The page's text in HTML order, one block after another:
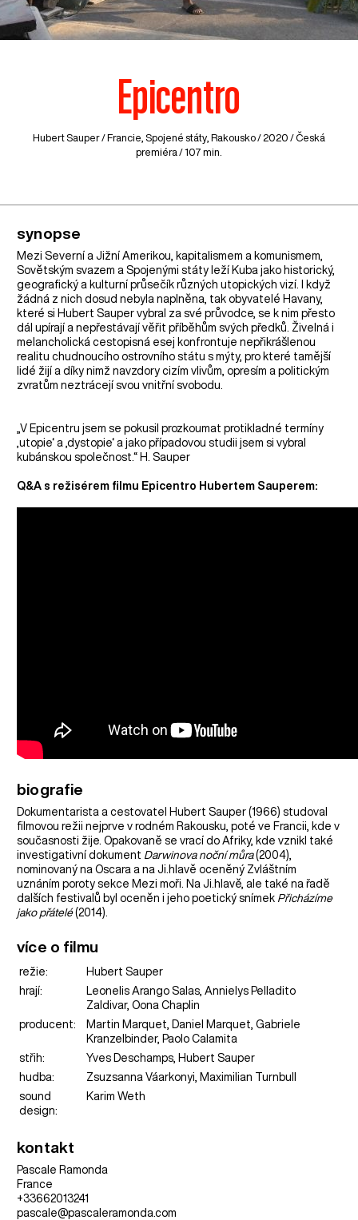
Epicentro
Hubert Sauper / Francie Spojené státy Rakousko/ 2020 / Česká
premiéra / 107 min.
synopse
Mezi Severní a Jižní Amerikou, kapitalismem a komunismem,
Sovětským svazem a Spojenými státy leží Kuba jako historický,
geografický a kulturní průsečík různých utopických vizí. I když
žádná z nich dosud nebyla naplněna, tak obyvatelé Havany,
které si Hubert Sauper vybral za své průvodce, se k nim přesto
dál upírají a nepřestávají věřit příběhům svých předků. Živelná i
melancholická cestopisná esej konfrontuje nepřikrášlenou
realitu chudnoucího ostrovního státu s mýty, pro které tamější
lidé žijí a díky nimž navzdory cizím vlivům, opresím a politickým
zvratům neztrácejí svou vnitřní svobodu.
„V Epicentru jsem se pokusil prozkoumat protikladné termíny
‚utopie‘ a ‚dystopie‘ a jako případovou studii jsem si vybral
kubánskou společnost.“ H. Sauper
Q&A s režisérem filmu Epicentro Hubertem Sauperem:
biografie
Dokumentarista a cestovatel Hubert Sauper (1966) studoval
filmovou režii nejprve v rodném Rakousku, poté ve Francii, kde v
současnosti žije. Opakovaně se vrací do Afriky, kde vznikl také
investigativní dokument Darwinova noční můra(2004),
nominovaný na Oscara a na Ji.hlavě oceněný Zvláštním
uznáním poroty sekce Mezi moři. Na Ji.hlavě, ale také na řadě
dalších festivalů byl oceněn i jeho poetický snímek Přicházíme
jako přátelé(2014).
více o filmu
režie:
Hubert Sauper
hrají:
Leonelis Arango Salas, Annielys Pelladito
Zaldivar, Oona Chaplin
producent:
Martin Marquet, Daniel Marquet, Gabriele
Kranzelbinder, Paolo Calamita
střih:
Yves Deschamps, Hubert Sauper
hudba:
Zsuzsanna Váarkonyi, Maximilian Turnbull
sound
design:
Karim Weth
kontakt
Pascale Ramonda
France
+33662013241
pascale@pascaleramonda.com